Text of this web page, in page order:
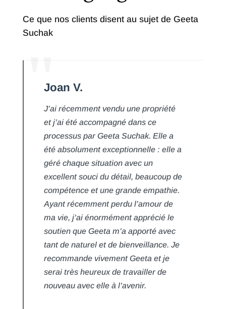
Ce que nos clients disent au sujet de Geeta
Suchak
Joan V.
J’ai récemment vendu une propriété
et j’ai été accompagné dans ce
processus par Geeta Suchak. Elle a
été absolument exceptionnelle : elle a
géré chaque situation avec un
excellent souci du détail, beaucoup de
compétence et une grande empathie.
Ayant récemment perdu l’amour de
ma vie, j’ai énormément apprécié le
soutien que Geeta m’a apporté avec
tant de naturel et de bienveillance. Je
recommande vivement Geeta et je
serai très heureux de travailler de
nouveau avec elle à l’avenir.